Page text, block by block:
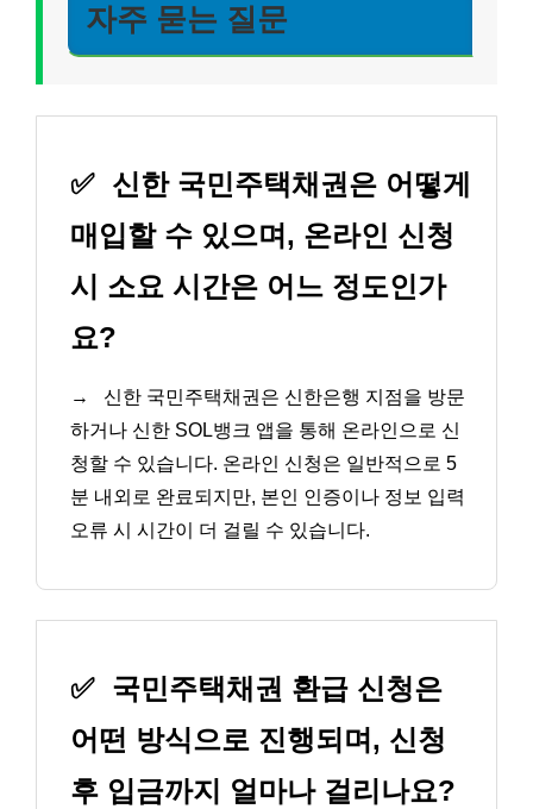
자주 묻는 질문
✅ 신한 국민주택채권은 어떻게
매입할 수 있으며, 온라인 신청
시 소요 시간은 어느 정도인가
요?
→
신한 국민주택채권은 신한은행 지점을 방문
하거나 신한 SOL뱅크 앱을 통해 온라인으로 신
청할 수 있습니다. 온라인 신청은 일반적으로 5
분 내외로 완료되지만, 본인 인증이나 정보 입력
오류 시 시간이 더 걸릴 수 있습니다.
✅ 국민주택채권 환급 신청은
어떤 방식으로 진행되며, 신청
후 입금까지 얼마나 걸리나요?